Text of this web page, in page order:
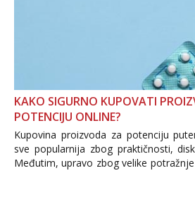
KAKO SIGURNO KUPOVATI
POTENCIJU ONLINE?
Kupovina proizvoda za potenciju
sve popularnija zbog praktičnosti,
Međutim, upravo zbog velike
i brojni krivotvoreni proizvodi,